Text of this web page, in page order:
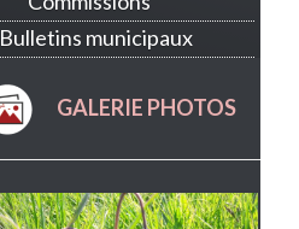
Bulletins municipaux
GALERIE PHOTOS